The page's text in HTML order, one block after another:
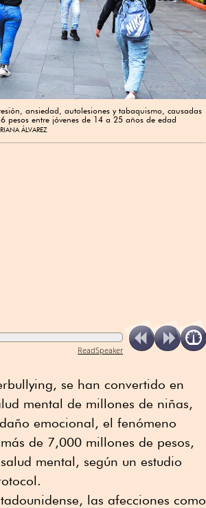
ansiedad, autolesiones y tabaquismo, causadas
pesos entre jóvenes de 14 a 25 años de edad
ÁLVAREZ
ReadSpeaker
se han convertido en
mental de millones de niñas,
emocional, el fenómeno
de 7,000 millones de pesos,
mental, según un estudio
las afecciones como